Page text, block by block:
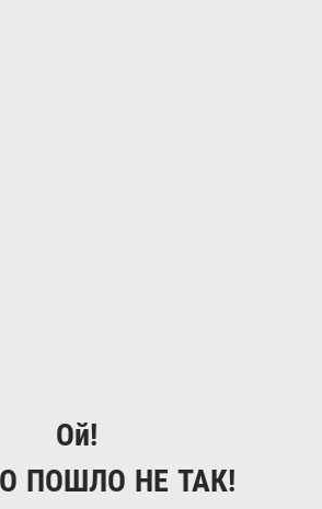
Ой!
ПОШЛО НЕ ТАК!